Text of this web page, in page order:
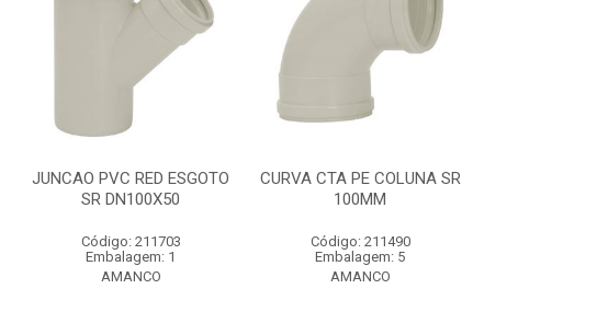
JUNCAO PVC RED ESGOTO
SR DN100X50
Código: 211703
Embalagem: 1
AMANCO
CURVA CTA PE COLUNA SR
100MM
Código: 211490
Embalagem: 5
AMANCO